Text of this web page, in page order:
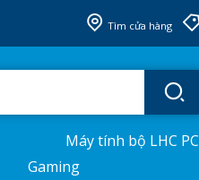
Tìm cửa hàng
Máy tính bộ LHC PC
Gaming